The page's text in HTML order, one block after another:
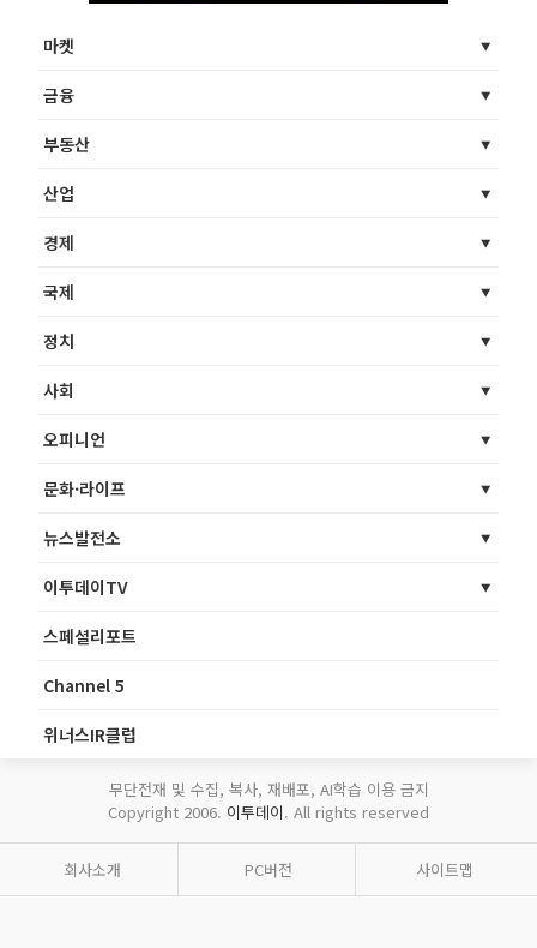
마켓
금융
부동산
산업
경제
국제
정치
사회
오피니언
문화·라이프
뉴스발전소
이투데이TV
스페셜리포트
Channel 5
위너스IR클럽
무단전재 및 수집, 복사, 재배포, AI학습 이용 금지
Copyright 2006. 이투데이. All rights reserved
회사소개 PC버전 사이트맵